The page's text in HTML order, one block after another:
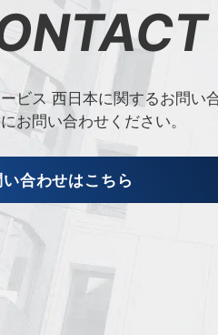
ビス 西日本に関するお問い
お問い合わせください。
合わせはこちら